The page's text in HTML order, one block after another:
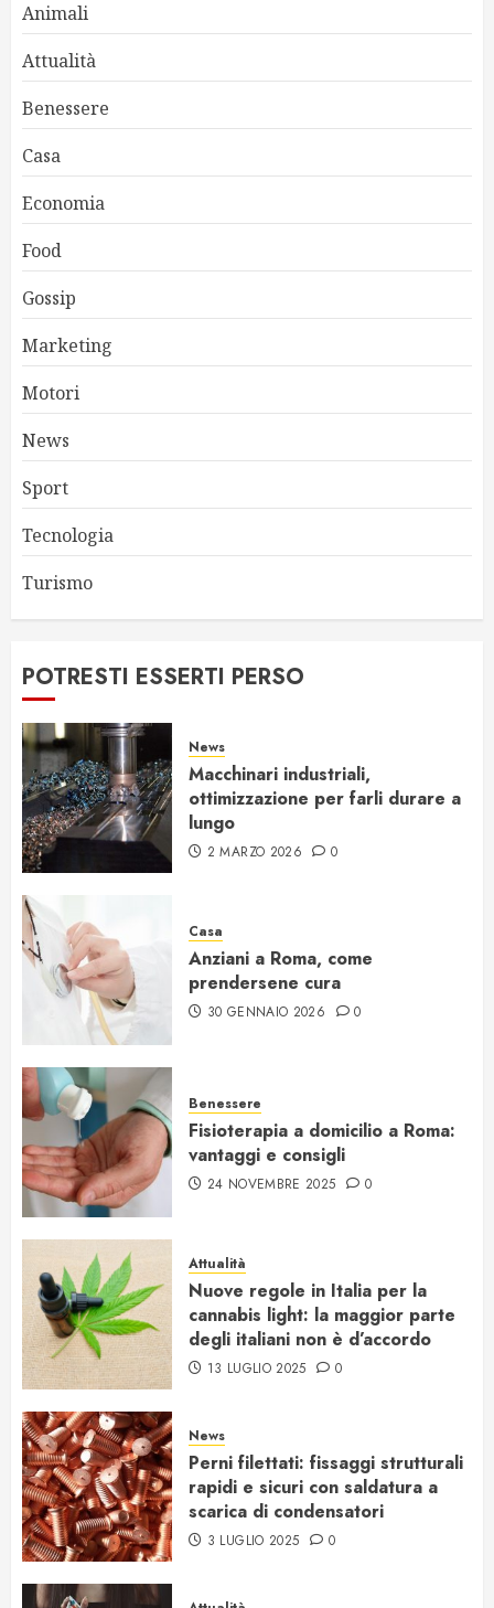
Animali
Attualità
Benessere
Casa
Economia
Food
Gossip
Marketing
Motori
News
Sport
Tecnologia
Turismo
POTRESTI ESSERTI PERSO
News
Macchinari industriali,
ottimizzazione per farli durare a
lungo
2 MARZO 2026 0
Casa
Anziani a Roma, come
prendersene cura
30 GENNAIO 2026 0
Benessere
Fisioterapia a domicilio a Roma:
vantaggi e consigli
24 NOVEMBRE 2025 0
Attualità
Nuove regole in Italia per la
cannabis light: la maggior parte
degli italiani non è d’accordo
13 LUGLIO 2025 0
News
Perni filettati: fissaggi strutturali
rapidi e sicuri con saldatura a
scarica di condensatori
3 LUGLIO 2025 0